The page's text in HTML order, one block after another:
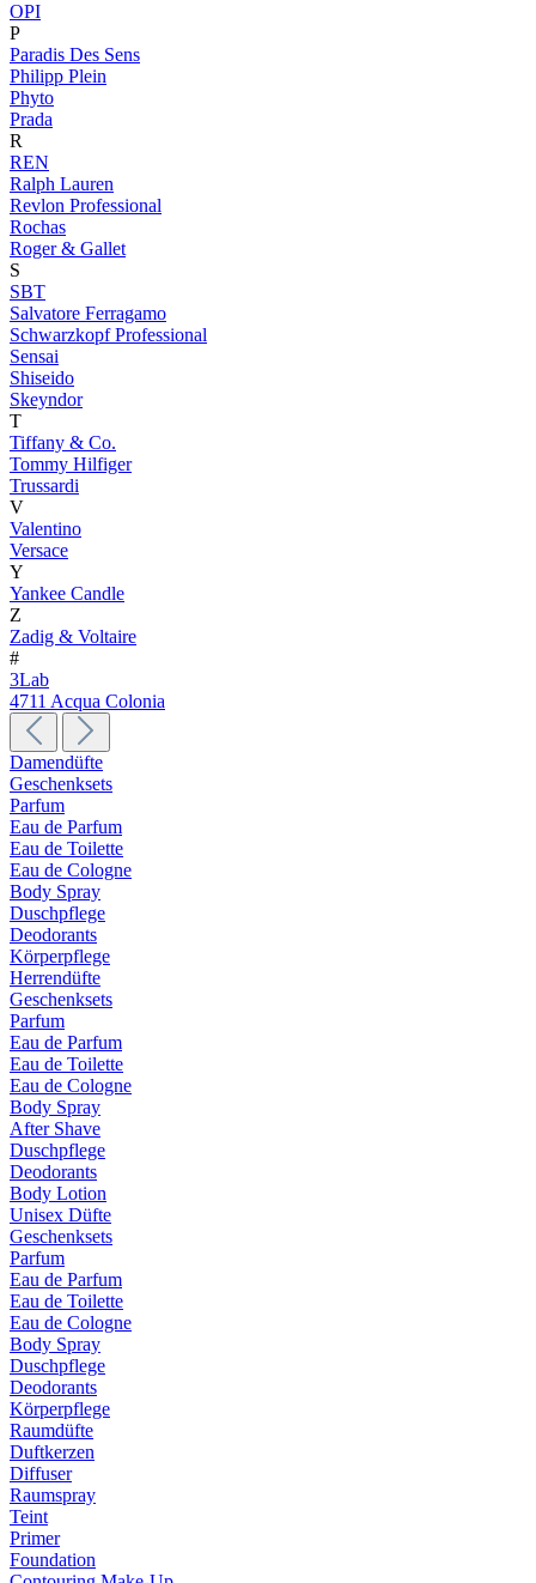
OPI
P
Paradis Des Sens
Philipp Plein
Phyto
Prada
R
REN
Ralph Lauren
Revlon Professional
Rochas
Roger & Gallet
S
SBT
Salvatore Ferragamo
Schwarzkopf Professional
Sensai
Shiseido
Skeyndor
T
Tiffany & Co.
Tommy Hilfiger
Trussardi
V
Valentino
Versace
Y
Yankee Candle
Z
Zadig & Voltaire
#
3Lab
4711 Acqua Colonia
Damendüfte
Geschenksets
Parfum
Eau de Parfum
Eau de Toilette
Eau de Cologne
Body Spray
Duschpflege
Deodorants
Körperpflege
Herrendüfte
Geschenksets
Parfum
Eau de Parfum
Eau de Toilette
Eau de Cologne
Body Spray
After Shave
Duschpflege
Deodorants
Body Lotion
Unisex Düfte
Geschenksets
Parfum
Eau de Parfum
Eau de Toilette
Eau de Cologne
Body Spray
Duschpflege
Deodorants
Körperpflege
Raumdüfte
Duftkerzen
Diffuser
Raumspray
Teint
Primer
Foundation